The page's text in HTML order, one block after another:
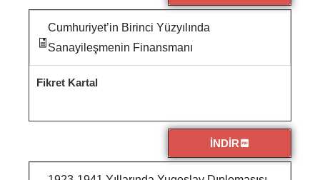
Cumhuriyet’in Birinci Yüzyılında
Sanayileşmenin Finansmanı
Fikret Kartal
İNDİR